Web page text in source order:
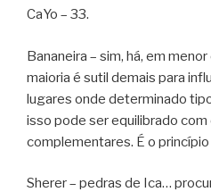
CaYo – 33.
Bananeira – sim, há, em
maioria é sutil demais para
lugares onde determinado
isso pode ser equilibrado
complementares. É o
Sherer – pedras de Ica…